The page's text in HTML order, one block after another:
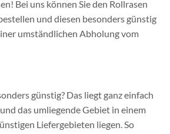
Bei uns können Sie den Rollrasen
und diesen besonders günstig
umständlichen Abholung vom
günstig? Das liegt ganz einfach
das umliegende Gebiet in einem
Liefergebieten liegen. So